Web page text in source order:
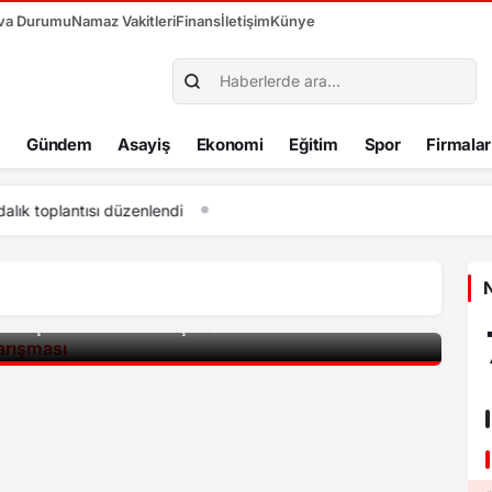
DurumuNamaz VakitleriFinansİletişimKünye
Gündem Asayiş Ekonomi Eğitim Spor Firmalar
Kastamonu’daki uyuşturucu operasyonunda 5 şüpheli